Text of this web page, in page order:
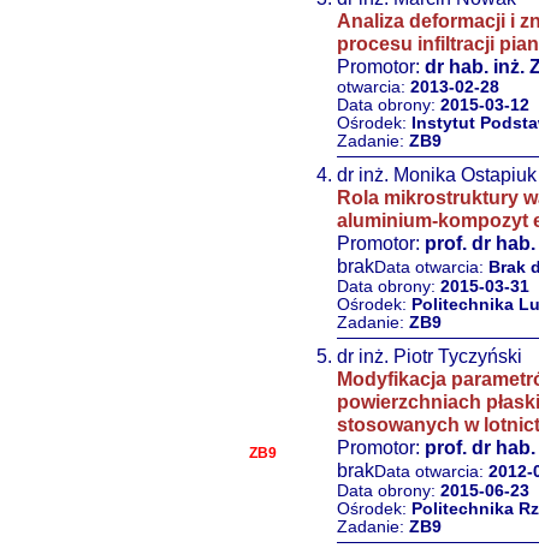
ZB9
Analiza deformacji i
procesu infiltracji
Promotor: dr hab. inż.
otwarcia: 2013-02-28
Data obrony: 2015-03-12
Ośrodek:
Instytut
Zadanie: ZB9
dr inż. Monika Ostapiuk
Rola mikrostruktury
aluminium-kompozyt
Promotor: prof. dr
brakData otwarcia: Brak
Data obrony: 2015-03-31
Ośrodek: Politechnika
Zadanie: ZB9
dr inż. Piotr Tyczyński
Modyfikacja
powierzchniach
stosowanych w
Promotor: prof. dr
brakData otwarcia: 2012-
Data obrony: 2015-06-23
Ośrodek: Politechnika
Zadanie: ZB9